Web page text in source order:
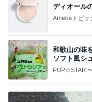
ディオール
Amebaトピッ
和歌山の味
ソフト風シ
POP☆STAR